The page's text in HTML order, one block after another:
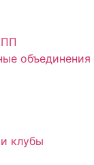
объединения
клубы